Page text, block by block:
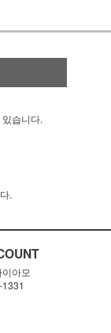
습니다.
.
아모